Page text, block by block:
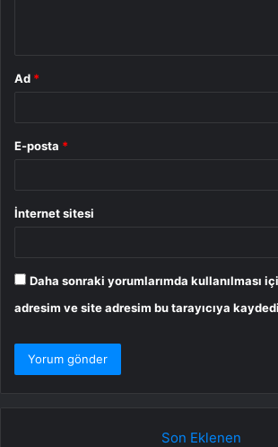
Ad *
E-posta *
İnternet sitesi
Daha sonraki yorumlarımda kullanılması
adresim ve site adresim bu tarayıcıya
Son Eklenen